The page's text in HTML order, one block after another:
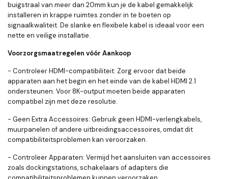
buigstraal van meer dan 20mm kun je de kabel gemakkelijk
installeren in krappe ruimtes zonder in te boeten op
signaalkwaliteit. De slanke en flexibele kabel is ideaal voor een
nette en veilige installatie.
Voorzorgsmaatregelen vóór Aankoop
- Controleer HDMI-compatibiliteit: Zorg ervoor dat beide
apparaten aan het begin en het einde van de kabel HDMI 2.1
ondersteunen. Voor 8K-output moeten beide apparaten
compatibel zijn met deze resolutie.
- Geen Extra Accessoires: Gebruik geen HDMI-verlengkabels,
muurpanelen of andere uitbreidingsaccessoires, omdat dit
compatibiliteitsproblemen kan veroorzaken.
- Controleer Apparaten: Vermijd het aansluiten van accessoires
zoals dockingstations, schakelaars of adapters die